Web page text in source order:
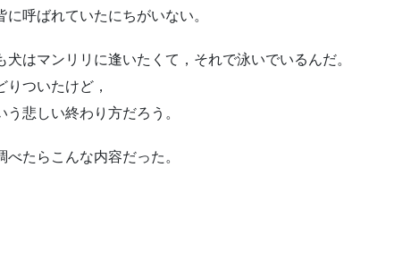
呼ばれていたにちがいない。
はマンリリに逢いたくて，それで泳いでいるんだ。
ついたけど，
悲しい終わり方だろう。
たらこんな内容だった。